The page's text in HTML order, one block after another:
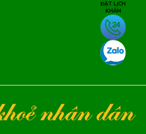
ĐẶT LỊCH
KHÁM